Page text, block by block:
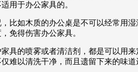
用于办公家具的。
比如木质的办公桌是不可以经常用
免得伤害办公家具。
具的喷雾或者清洁剂，都是可以用
难以清洗干净，而且遗留下来的味道